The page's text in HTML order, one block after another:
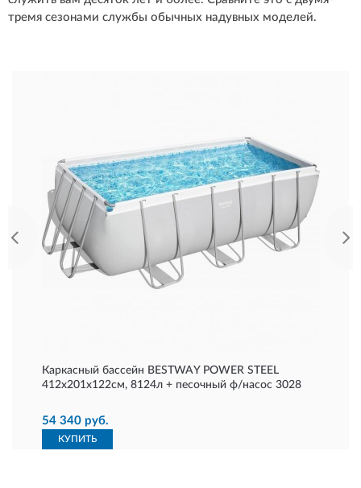
тремя сезонами службы обычных надувных моделей.
Каркасный бассейн BESTWAY POWER STEEL
412х201х122см, 8124л + песочный ф/насос 3028
54 340 руб.
КУПИТЬ